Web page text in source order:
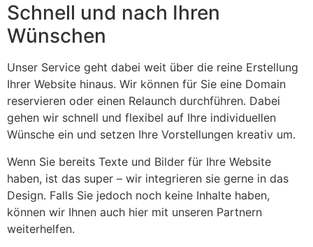
Schnell und nach Ihren
Wünschen
Unser Service geht dabei weit über die reine Erstellung
Ihrer Website hinaus. Wir können für Sie eine Domain
reservieren oder einen Relaunch durchführen. Dabei
gehen wir schnell und flexibel auf Ihre individuellen
Wünsche ein und setzen Ihre Vorstellungen kreativ um.
Wenn Sie bereits Texte und Bilder für Ihre Website
haben, ist das super – wir integrieren sie gerne in das
Design. Falls Sie jedoch noch keine Inhalte haben,
können wir Ihnen auch hier mit unseren Partnern
weiterhelfen.